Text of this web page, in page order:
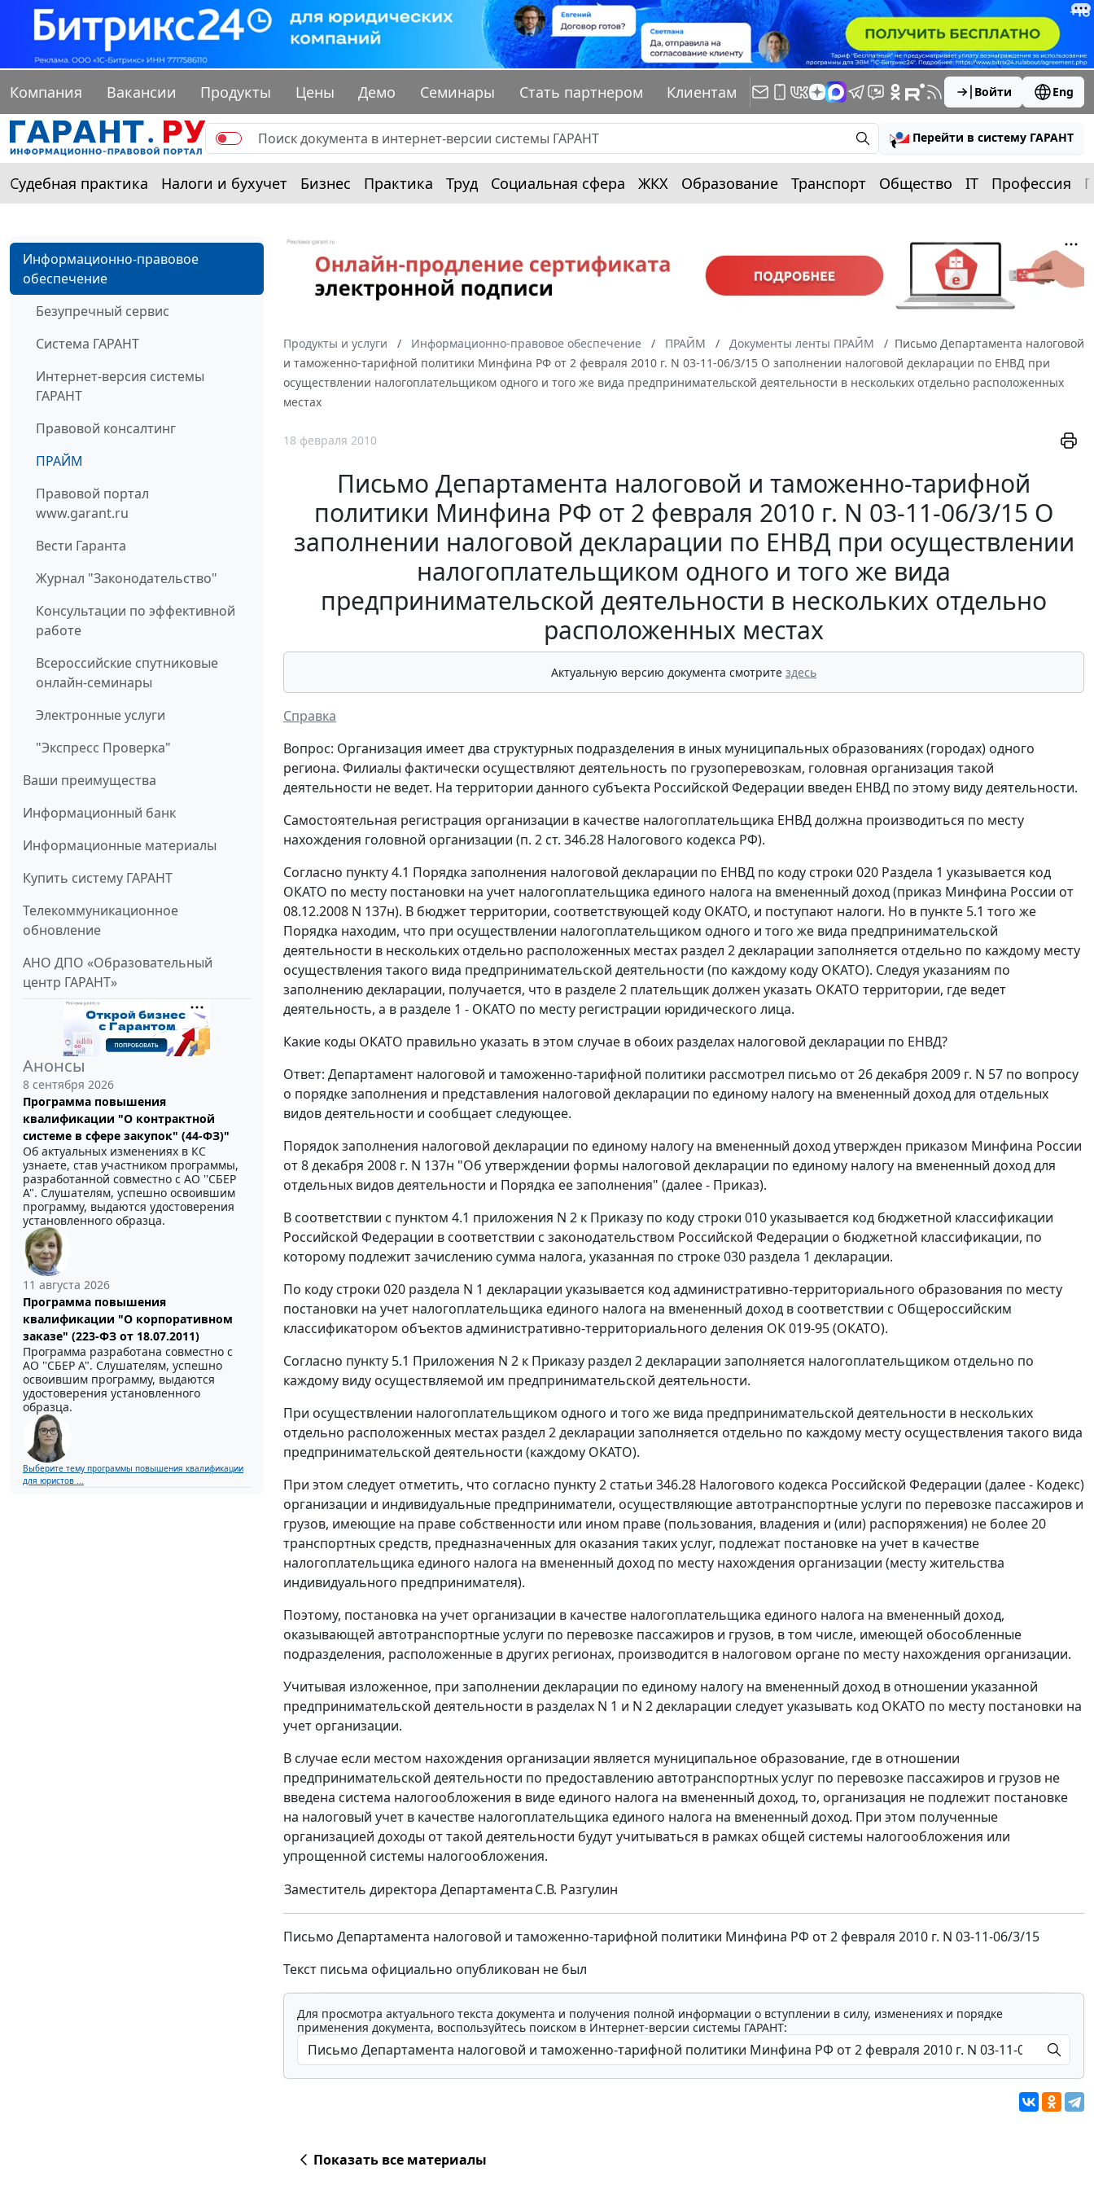
Компания Вакансии Продукты Цены Демо Семинары Стать партнером Клиентам Войти Eng
Перейти в систему ГАРАНТ
Судебная практика Налоги и бухучет Бизнес Практика Труд Социальная сфера ЖКХ Образование Транспорт Общество IT Профессия
Информационно-правовое
обеспечение
Безупречный сервис
Система ГАРАНТ
Интернет-версия системы
ГАРАНТ
Правовой консалтинг
ПРАЙМ
Правовой портал
www.garant.ru
Вести Гаранта
Журнал "Законодательство"
Консультации по эффективной
работе
Всероссийские спутниковые
онлайн-семинары
Электронные услуги
"Экспресс Проверка"
Ваши преимущества
Информационный банк
Информационные материалы
Купить систему ГАРАНТ
Телекоммуникационное
обновление
АНО ДПО «Образовательный
центр ГАРАНТ»
Анонсы
8 сентября 2026
Программа повышения
квалификации "О контрактной
системе в сфере закупок" (44-ФЗ)"
Об актуальных изменениях в КС
узнаете, став участником программы,
разработанной совместно с АО ''СБЕР
А". Слушателям, успешно освоившим
программу, выдаются удостоверения
установленного образца.
11 августа 2026
Программа повышения
квалификации "О корпоративном
заказе" (223-ФЗ от 18.07.2011)
Программа разработана совместно с
АО ''СБЕР А". Слушателям, успешно
освоившим программу, выдаются
удостоверения установленного
образца.
Выберите тему программы повышения квалификации
для юристов ...
Продукты и услуги Информационно-правовое обеспечение ПРАЙМ Документы ленты ПРАЙМ
Письмо Департамента налоговой
и таможенно-тарифной политики Минфина РФ от 2 февраля 2010 г. N 03-11-06/3/15 О заполнении налоговой декларации по ЕНВД при
осуществлении налогоплательщиком одного и того же вида предпринимательской деятельности в нескольких отдельно расположенных
местах
18 февраля 2010
Письмо Департамента налоговой и таможенно-тарифной
политики Минфина РФ от 2 февраля 2010 г. N 03-11-06/3/15 О
заполнении налоговой декларации по ЕНВД при осуществлении
налогоплательщиком одного и того же вида
предпринимательской деятельности в нескольких отдельно
расположенных местах
Актуальную версию документа смотрите здесь
Справка
Вопрос: Организация имеет два структурных подразделения в иных муниципальных образованиях (городах) одного
региона. Филиалы фактически осуществляют деятельность по грузоперевозкам, головная организация такой
деятельности не ведет. На территории данного субъекта Российской Федерации введен ЕНВД по этому виду деятельности.
Самостоятельная регистрация организации в качестве налогоплательщика ЕНВД должна производиться по месту
нахождения головной организации (п. 2 ст. 346.28 Налогового кодекса РФ).
Согласно пункту 4.1 Порядка заполнения налоговой декларации по ЕНВД по коду строки 020 Раздела 1 указывается код
ОКАТО по месту постановки на учет налогоплательщика единого налога на вмененный доход (приказ Минфина России от
08.12.2008 N 137н). В бюджет территории, соответствующей коду ОКАТО, и поступают налоги. Но в пункте 5.1 того же
Порядка находим, что при осуществлении налогоплательщиком одного и того же вида предпринимательской
деятельности в нескольких отдельно расположенных местах раздел 2 декларации заполняется отдельно по каждому месту
осуществления такого вида предпринимательской деятельности (по каждому коду ОКАТО). Следуя указаниям по
заполнению декларации, получается, что в разделе 2 плательщик должен указать ОКАТО территории, где ведет
деятельность, а в разделе 1 - ОКАТО по месту регистрации юридического лица.
Какие коды ОКАТО правильно указать в этом случае в обоих разделах налоговой декларации по ЕНВД?
Ответ: Департамент налоговой и таможенно-тарифной политики рассмотрел письмо от 26 декабря 2009 г. N 57 по вопросу
о порядке заполнения и представления налоговой декларации по единому налогу на вмененный доход для отдельных
видов деятельности и сообщает следующее.
Порядок заполнения налоговой декларации по единому налогу на вмененный доход утвержден приказом Минфина России
от 8 декабря 2008 г. N 137н "Об утверждении формы налоговой декларации по единому налогу на вмененный доход для
отдельных видов деятельности и Порядка ее заполнения" (далее - Приказ).
В соответствии с пунктом 4.1 приложения N 2 к Приказу по коду строки 010 указывается код бюджетной классификации
Российской Федерации в соответствии с законодательством Российской Федерации о бюджетной классификации, по
которому подлежит зачислению сумма налога, указанная по строке 030 раздела 1 декларации.
По коду строки 020 раздела N 1 декларации указывается код административно-территориального образования по месту
постановки на учет налогоплательщика единого налога на вмененный доход в соответствии с Общероссийским
классификатором объектов административно-территориального деления ОК 019-95 (ОКАТО).
Согласно пункту 5.1 Приложения N 2 к Приказу раздел 2 декларации заполняется налогоплательщиком отдельно по
каждому виду осуществляемой им предпринимательской деятельности.
При осуществлении налогоплательщиком одного и того же вида предпринимательской деятельности в нескольких
отдельно расположенных местах раздел 2 декларации заполняется отдельно по каждому месту осуществления такого вида
предпринимательской деятельности (каждому ОКАТО).
При этом следует отметить, что согласно пункту 2 статьи 346.28 Налогового кодекса Российской Федерации (далее - Кодекс)
организации и индивидуальные предприниматели, осуществляющие автотранспортные услуги по перевозке пассажиров и
грузов, имеющие на праве собственности или ином праве (пользования, владения и (или) распоряжения) не более 20
транспортных средств, предназначенных для оказания таких услуг, подлежат постановке на учет в качестве
налогоплательщика единого налога на вмененный доход по месту нахождения организации (месту жительства
индивидуального предпринимателя).
Поэтому, постановка на учет организации в качестве налогоплательщика единого налога на вмененный доход,
оказывающей автотранспортные услуги по перевозке пассажиров и грузов, в том числе, имеющей обособленные
подразделения, расположенные в других регионах, производится в налоговом органе по месту нахождения организации.
Учитывая изложенное, при заполнении декларации по единому налогу на вмененный доход в отношении указанной
предпринимательской деятельности в разделах N 1 и N 2 декларации следует указывать код ОКАТО по месту постановки на
учет организации.
В случае если местом нахождения организации является муниципальное образование, где в отношении
предпринимательской деятельности по предоставлению автотранспортных услуг по перевозке пассажиров и грузов не
введена система налогообложения в виде единого налога на вмененный доход, то, организация не подлежит постановке
на налоговый учет в качестве налогоплательщика единого налога на вмененный доход. При этом полученные
организацией доходы от такой деятельности будут учитываться в рамках общей системы налогообложения или
упрощенной системы налогообложения.
Заместитель директора ДепартаментаС.В. Разгулин
Письмо Департамента налоговой и таможенно-тарифной политики Минфина РФ от 2 февраля 2010 г. N 03-11-06/3/15
Текст письма официально опубликован не был
Для просмотра актуального текста документа и получения полной информации о вступлении в силу, изменениях и порядке
применения документа, воспользуйтесь поиском в Интернет-версии системы ГАРАНТ:
Показать все материалы